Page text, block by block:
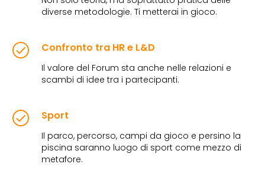
diverse metodologie. Ti metterai in gioco.
Confronto tra HR e L&D
Il valore del Forum sta anche nelle relazioni e
scambi di idee tra i partecipanti.
Sport
Il parco, percorso, campi da gioco e persino la
piscina saranno luogo di sport come mezzo di
metafore.